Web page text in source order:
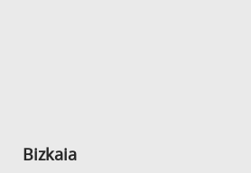
Bizkaia